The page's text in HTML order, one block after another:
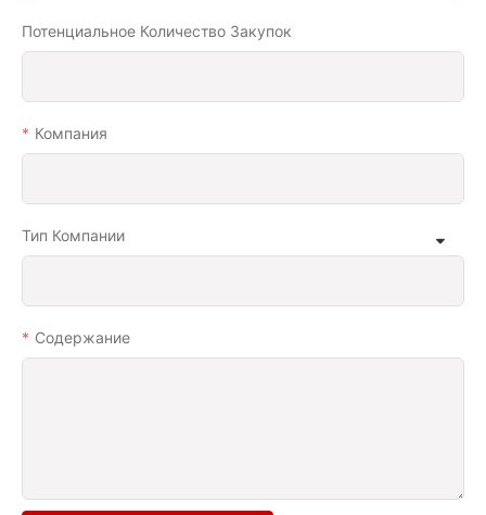
Потенциальное Количество Закупок
Компания
Тип Компании
Содержание